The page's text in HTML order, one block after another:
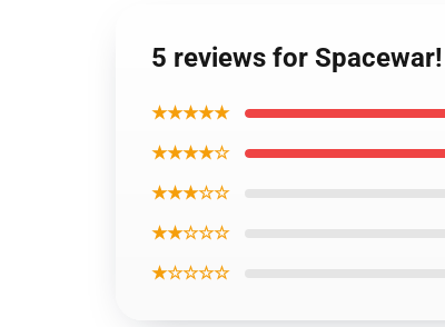
5 reviews for
★★★★★
★★★★☆
★★★☆☆
★★☆☆☆
★☆☆☆☆